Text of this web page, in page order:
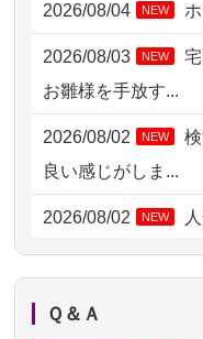
2026/08/04 15:40
2026/08/04 14:04
2026/08/04 00:38
2026/08/03 21:17
2026/08/02 18:47
2026/08/04 NEW
2026/08/03 NEW
お雛様を手放す...
2026/08/02 NEW
良い感じがしま...
2026/08/02 NEW
えるのですが、...
Ｑ＆Ａ